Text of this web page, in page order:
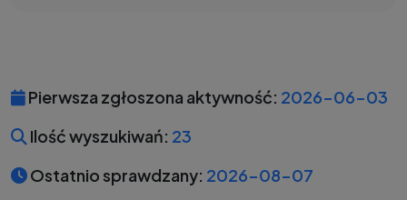
Pierwsza zgłoszona aktywność: 2026-06-03
Ilość wyszukiwań: 23
Ostatnio sprawdzany: 2026-08-07